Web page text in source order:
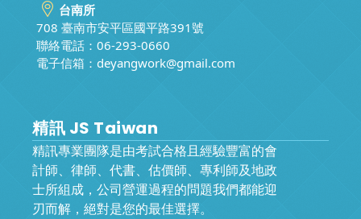
台南所
708 臺南市安平區國平路391號
聯絡電話：06-293-0660
電子信箱： deyangwork@gmail.com
精訊 JS Taiwan
精訊專業團隊是由考試合格且經驗豐富的會
計師、律師、代書、估價師、專利師及地政
士所組成，公司營運過程的問題我們都能迎
刃而解，絕對是您的最佳選擇。